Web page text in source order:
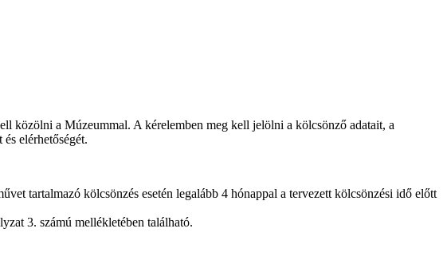
közölni a Múzeummal. A kérelemben meg kell jelölni a kölcsönző adatait, a
elérhetőségét.
tartalmazó kölcsönzés esetén legalább 4 hónappal a tervezett kölcsönzési idő előtt
3. számú mellékletében található.